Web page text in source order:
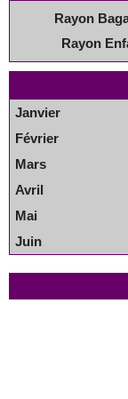
Rayon
Rayon
Janvier
Février
Mars
Avril
Mai
Juin